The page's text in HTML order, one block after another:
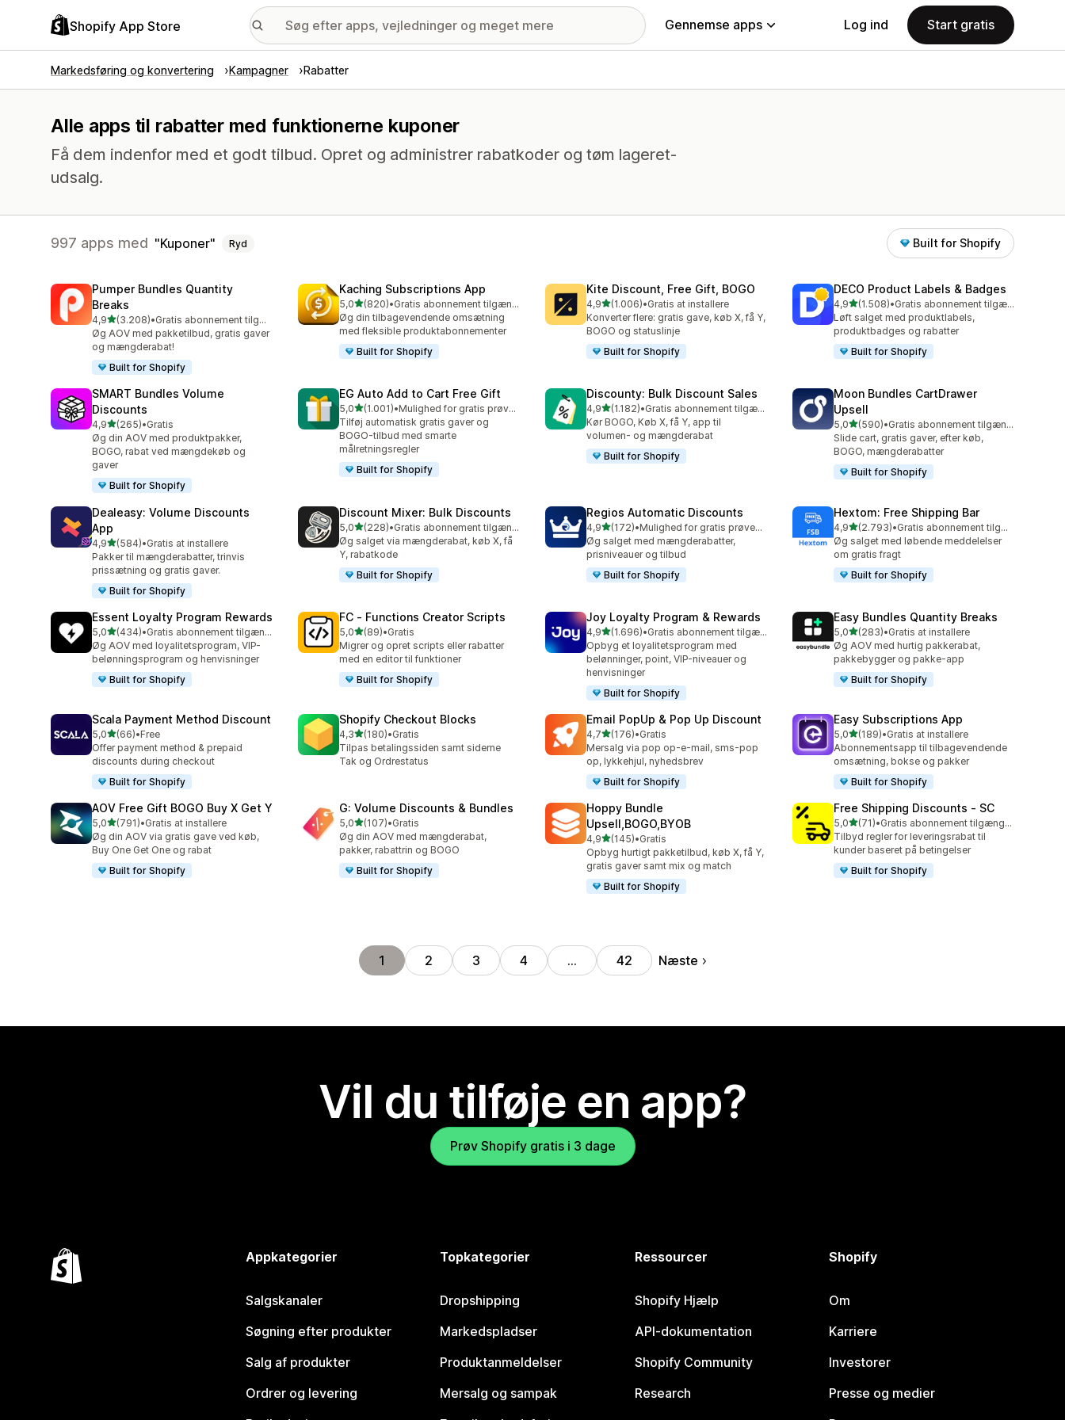
Shopify App Store Gennemse apps Log ind Start gratis
Markedsføring og konvertering Kampagner Rabatter
Alle apps til rabatter med funktionerne kuponer
Få dem indenfor med et godt tilbud. Opret og administrer rabatkoder og tøm lageret-
udsalg.
997 apps med Kuponer Ryd Built for Shopify
Pumper Bundles Quantity
Breaks
4,9ud af 5 stjerner
(3.208)
3208 anmeldelser i alt
•
Gratis abonnement tilgængeligt
Øg AOV med pakketilbud, gratis gaver
og mængderabat!
Built for Shopify
Kaching Subscriptions App
5,0ud af 5 stjerner
(820)
820 anmeldelser i alt
•
Gratis abonnement tilgængeligt
Øg din tilbagevendende omsætning
med fleksible produktabonnementer
Built for Shopify
Kite Discount, Free Gift, BOGO
4,9ud af 5 stjerner
(1.006)
1006 anmeldelser i alt
•Gratis at installere
Konverter flere: gratis gave, køb X, få Y,
BOGO og statuslinje
Built for Shopify
DECO Product Labels & Badges
4,9ud af 5 stjerner
(1.508)
1508 anmeldelser i alt
•
Gratis abonnement tilgængeligt
Løft salget med produktlabels,
produktbadges og rabatter
Built for Shopify
SMART Bundles Volume
Discounts
4,9ud af 5 stjerner
(265)
265 anmeldelser i alt
•Gratis
Øg din AOV med produktpakker,
BOGO, rabat ved mængdekøb og
gaver
Built for Shopify
EG Auto Add to Cart Free Gift
5,0ud af 5 stjerner
(1.001)
1001 anmeldelser i alt
•
Mulighed for gratis prøveperiode
Tilføj automatisk gratis gaver og
BOGO-tilbud med smarte
målretningsregler
Built for Shopify
Discounty: Bulk Discount Sales
4,9ud af 5 stjerner
(1.182)
1182 anmeldelser i alt
•
Gratis abonnement tilgængeligt
Kør BOGO, Køb X, få Y, app til
volumen- og mængderabat
Built for Shopify
Moon Bundles CartDrawer
Upsell
5,0ud af 5 stjerner
(590)
590 anmeldelser i alt
•
Gratis abonnement tilgængeligt
Slide cart, gratis gaver, efter køb,
BOGO, mængderabatter
Built for Shopify
Dealeasy: Volume Discounts
App
4,9ud af 5 stjerner
(584)
584 anmeldelser i alt
•Gratis at installere
Pakker til mængderabatter, trinvis
prissætning og gratis gaver.
Built for Shopify
Discount Mixer: Bulk Discounts
5,0ud af 5 stjerner
(228)
228 anmeldelser i alt
•
Gratis abonnement tilgængeligt
Øg salget via mængderabat, køb X, få
Y, rabatkode
Built for Shopify
Regios Automatic Discounts
4,9ud af 5 stjerner
(172)
172 anmeldelser i alt
•
Mulighed for gratis prøveperiode
Øg salget med mængderabatter,
prisniveauer og tilbud
Built for Shopify
Hextom: Free Shipping Bar
4,9ud af 5 stjerner
(2.793)
2793 anmeldelser i alt
•
Gratis abonnement tilgængeligt
Øg salget med løbende meddelelser
om gratis fragt
Built for Shopify
Essent Loyalty Program Rewards
5,0ud af 5 stjerner
(434)
434 anmeldelser i alt
•
Gratis abonnement tilgængeligt
Øg AOV med loyalitetsprogram, VIP-
belønningsprogram og henvisninger
Built for Shopify
FC ‑ Functions Creator Scripts
5,0ud af 5 stjerner
(89)
89 anmeldelser i alt
•Gratis
Migrer og opret scripts eller rabatter
med en editor til funktioner
Built for Shopify
Joy Loyalty Program & Rewards
4,9ud af 5 stjerner
(1.696)
1696 anmeldelser i alt
•
Gratis abonnement tilgængeligt
Opbyg et loyalitetsprogram med
belønninger, point, VIP-niveauer og
henvisninger
Built for Shopify
Easy Bundles Quantity Breaks
5,0ud af 5 stjerner
(283)
283 anmeldelser i alt
•Gratis at installere
Øg AOV med hurtig pakkerabat,
pakkebygger og pakke-app
Built for Shopify
Scala Payment Method Discount
5,0ud af 5 stjerner
(66)
66 anmeldelser i alt
•Free
Offer payment method & prepaid
discounts during checkout
Built for Shopify
Shopify Checkout Blocks
4,3ud af 5 stjerner
(180)
180 anmeldelser i alt
•Gratis
Tilpas betalingssiden samt siderne
Tak og Ordrestatus
Email PopUp & Pop Up Discount
4,7ud af 5 stjerner
(176)
176 anmeldelser i alt
•Gratis
Mersalg via pop op-e-mail, sms-pop
op, lykkehjul, nyhedsbrev
Built for Shopify
Easy Subscriptions App
5,0ud af 5 stjerner
(189)
189 anmeldelser i alt
•Gratis at installere
Abonnementsapp til tilbagevendende
omsætning, bokse og pakker
Built for Shopify
AOV Free Gift BOGO Buy X Get Y
5,0ud af 5 stjerner
(791)
791 anmeldelser i alt
•Gratis at installere
Øg din AOV via gratis gave ved køb,
Buy One Get One og rabat
Built for Shopify
G: Volume Discounts & Bundles
5,0ud af 5 stjerner
(107)
107 anmeldelser i alt
•Gratis
Øg din AOV med mængderabat,
pakker, rabattrin og BOGO
Built for Shopify
Hoppy Bundle
Upsell,BOGO,BYOB
4,9ud af 5 stjerner
(145)
145 anmeldelser i alt
•Gratis
Opbyg hurtigt pakketilbud, køb X, få Y,
gratis gaver samt mix og match
Built for Shopify
Free Shipping Discounts ‑ SC
5,0ud af 5 stjerner
(71)
71 anmeldelser i alt
•
Gratis abonnement tilgængeligt
Tilbyd regler for leveringsrabat til
kunder baseret på betingelser
Built for Shopify
1 2 3 4 … 42 Næste
Vil du tilføje en app?
Prøv Shopify gratis i 3 dage
Appkategorier
Salgskanaler
Søgning efter produkter
Salg af produkter
Ordrer og levering
Topkategorier
Dropshipping
Markedspladser
Produktanmeldelser
Mersalg og sampak
Ressourcer
Shopify Hjælp
API-dokumentation
Shopify Community
Research
Shopify
Om
Karriere
Investorer
Presse og medier